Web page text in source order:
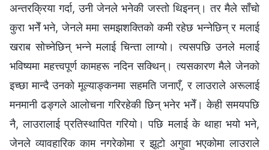
अन्तरक्रिया गर्दा, उनी जेनले भनेकी जस्तो थिइनन्। तर मैले साँचो
कुरा भनेँ भने, जेनले ममा समझशक्तिको कमी रहेछ भन्‍नेछिन् र मलाई
खराब सोच्‍नेछिन् भन्‍ने मलाई चिन्ता लाग्यो। त्यसपछि उनले मलाई
भविष्यमा महत्त्वपूर्ण कामहरू नदिन सक्थिन्। त्यसकारण मैले जेनको
इच्‍छा मान्दै उनको मूल्याङ्कनमा सहमति जनाएँ, र लाउराले अरूलाई
मनमानी ढङ्गले आलोचना गरिरहेकी छिन् भनेर भनेँ। केही समयपछि
नै, लाउरालाई प्रतिस्थापित गरियो। पछि मलाई के थाहा भयो भने,
जेनले व्यावहारिक काम नगरेकोमा र झूटो अगुवा भएकोमा लाउराले